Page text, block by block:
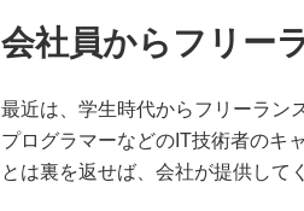
会社員からフリー
最近は、学生時代からフリーラン
プログラマーなどのIT技術者のキ
とは裏を返せば、会社が提供して